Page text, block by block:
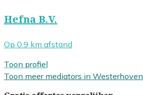
Hefna B.V.
Op 0.9 km afstand
Toon profiel
Toon meer mediators in Westerhoven